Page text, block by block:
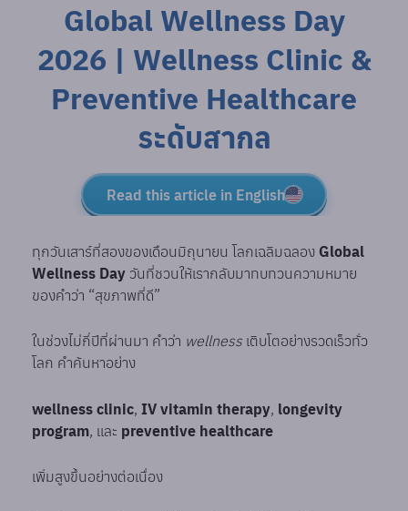
Global Wellness Day
2026 | Wellness Clinic &
Preventive Healthcare
ระดับสากล
Read this article in English
ทุกวันเสาร์ที่สองของเดือนมิถุนายน โลกเฉลิมฉลอง Global
Wellness Day วันที่ชวนให้เรากลับมาทบทวนความหมาย
ของคำว่า “สุขภาพที่ดี”
ในช่วงไม่กี่ปีที่ผ่านมา คำว่า wellness เติบโตอย่างรวดเร็วทั่ว
โลก คำค้นหาอย่าง
wellness clinic,IV vitamin therapy, longevity
program, และ preventive healthcare
เพิ่มสูงขึ้นอย่างต่อเนื่อง